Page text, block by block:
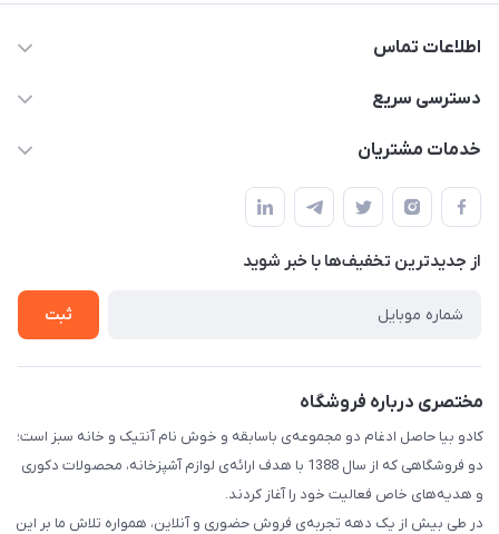
اطلاعات تماس
02177408855 و شماره واتس آپ 09126894295
دسترسی سریع
حساب کاربری
تماس با ما
خدمات مشتریان
قوانین و مقررات
حریم خصوصی
راهنما
از جدید‌ترین تخفیف‌ها با‌ خبر شوید
ثبت
مختصری درباره فروشگاه
کادو بیا حاصل ادغام دو مجموعه‌ی باسابقه و خوش‌ نام آنتیک و خانه سبز است؛
دو فروشگاهی که از سال 1388 با هدف ارائه‌ی لوازم آشپزخانه، محصولات دکوری
و هدیه‌های خاص فعالیت خود را آغاز کردند.
در طی بیش از یک دهه تجربه‌ی فروش حضوری و آنلاین، همواره تلاش ما بر این